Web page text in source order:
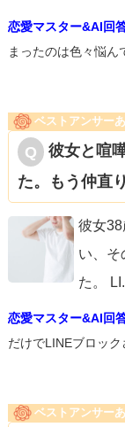
恋愛マスター&AI回
まったのは色々悩ん
ベストアンサー
彼女と喧
た。もう仲直
彼女38
い、そ
た。 LI
恋愛マスター&AI回
だけでLINEブロッ
ベストアンサー